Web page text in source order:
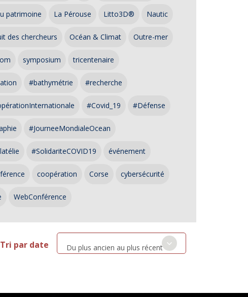
patrimoine La Pérouse Litto3D® Nautic
des chercheurs Océan & Climat Outre-mer
symposium tricentenaire
#bathymétrie #recherche
#Covid_19 #Défense
#JourneeMondialeOcean
#SolidariteCOVID19 événement
coopération Corse cybersécurité
WebConférence
Tri par date Du plus ancien au plus récent